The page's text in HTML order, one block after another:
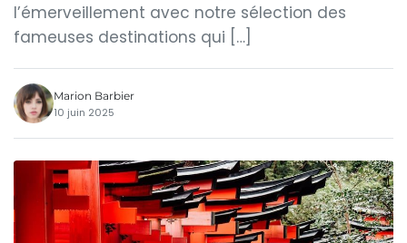
l’émerveillement avec notre sélection des
fameuses destinations qui […]
Marion Barbier
10 juin 2025